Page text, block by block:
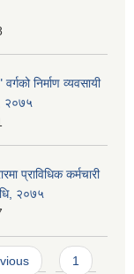
निर्माण व्यवसायी
२०७५
प्राविधिक कर्मचारी
२०७५
1